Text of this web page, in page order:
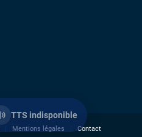
Mentions légales Contact
TTS indisponible